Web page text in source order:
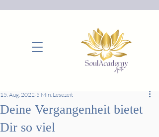
Deine Vergangenheit bietet
Dir so viel
15. Aug. 2022 5 Min. Lesezeit